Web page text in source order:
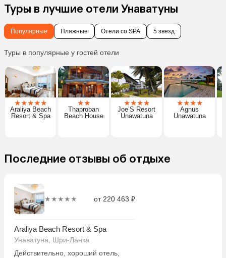
Туры в лучшие отели Унаватуны
Популярные Пляжные Отели со SPA 5 звезд
Туры в популярные у гостей отели
★★★★★
Araliya Beach
Resort & Spa
★★
Thaproban
Beach House
★★★★
Joe’S Resort
Unawatuna
★★★★
Agnus
Unawatuna
Последние отзывы об отдыхе
★★★★★ от 220 463 ₽
Araliya Beach Resort & Spa
Унаватуна, Шри-Ланка
Действительно, хороший отель,